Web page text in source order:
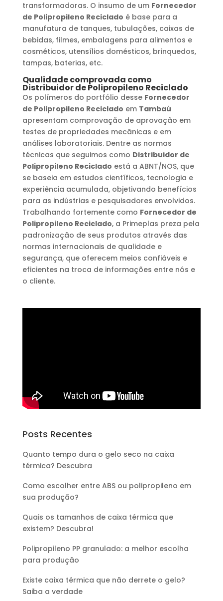
transformadoras. O insumo de um Fornecedor
de Polipropileno Reciclado é base para a
manufatura de tanques, tubulações, caixas de
bebidas, filmes, embalagens para alimentos e
cosméticos, utensílios domésticos, brinquedos,
tampas, baterias, etc.
Qualidade comprovada como
Distribuidor de Polipropileno Reciclado
Os polímeros do portfólio desse Fornecedor
de Polipropileno Reciclado em Tambaú
apresentam comprovação de aprovação em
testes de propriedades mecânicas e em
análises laboratoriais. Dentre as normas
técnicas que seguimos como Distribuidor de
Polipropileno Reciclado está a ABNT/NOS, que
se baseia em estudos científicos, tecnologia e
experiência acumulada, objetivando benefícios
para as indústrias e pesquisadores envolvidos.
Trabalhando fortemente como Fornecedor de
Polipropileno Reciclado, a Primeplas preza pela
padronização de seus produtos através das
normas internacionais de qualidade e
segurança, que oferecem meios confiáveis e
eficientes na troca de informações entre nós e
o cliente.
Posts Recentes
Quanto tempo dura o gelo seco na caixa
térmica? Descubra
Como escolher entre ABS ou polipropileno em
sua produção?
Quais os tamanhos de caixa térmica que
existem? Descubra!
Polipropileno PP granulado: a melhor escolha
para produção
Existe caixa térmica que não derrete o gelo?
Saiba a verdade